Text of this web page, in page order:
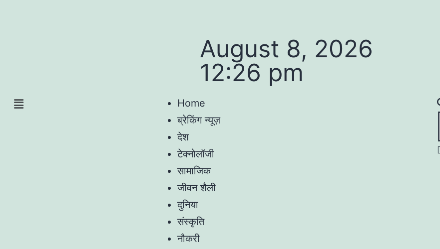
August 8, 2026
12:26 pm
Home
ब्रेकिंग न्यूज़
देश
टेक्नोलॉजी
सामाजिक
जीवन शैली
दुनिया
संस्कृति
नौकरी